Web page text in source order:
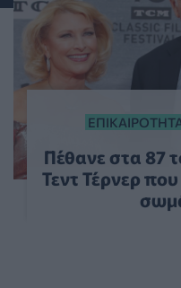
Πέθανε στα 87
Τεντ Τέρνερ